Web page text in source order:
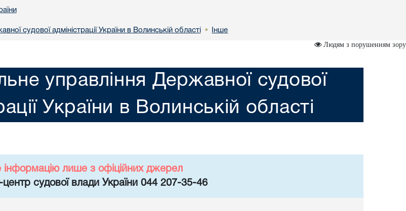
судової адміністрації України в Волинській областi • Інше
Людям з порушенням зору
управління Державної судової
України в Волинській областi
інформацію лише з офіційних джерел
судової влади України 044 207-35-46